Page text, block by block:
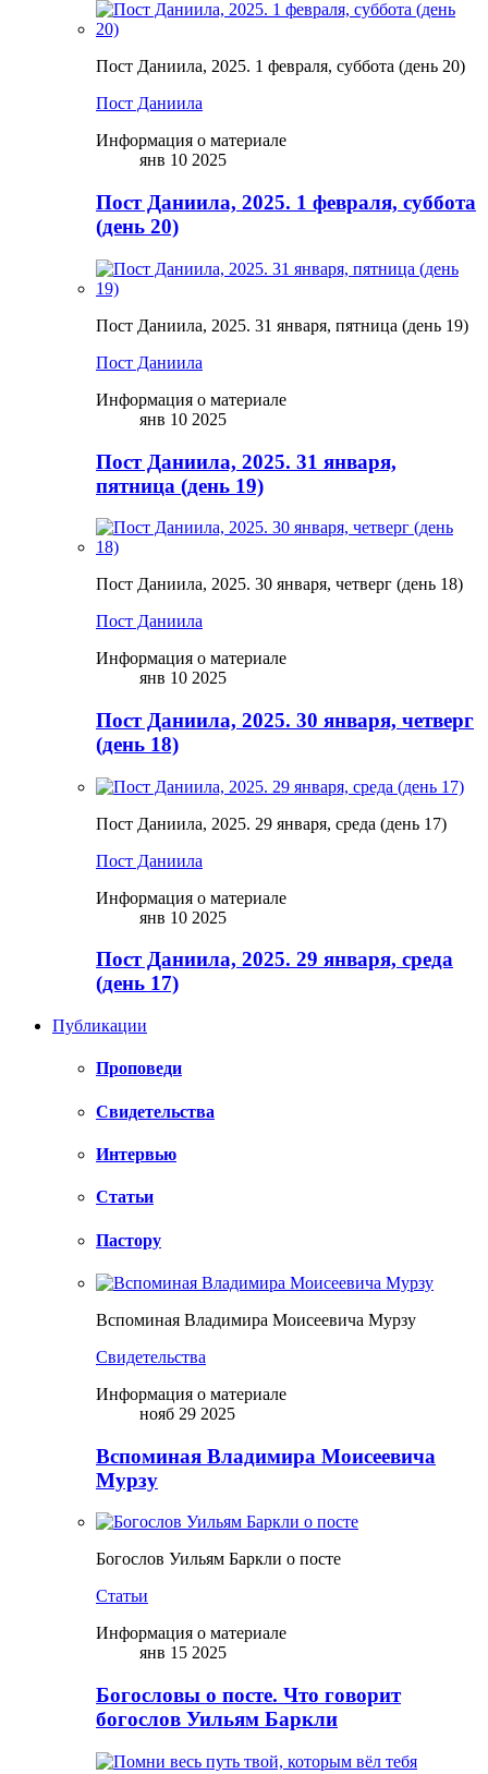
Пост Даниила, 2025. 1 февраля, суббота (день 20)
Пост Даниила
Информация о материале
янв 10 2025
Пост Даниила, 2025. 1 февраля, суббота
(день 20)
Пост Даниила, 2025. 31 января, пятница (день 19)
Пост Даниила
Информация о материале
янв 10 2025
Пост Даниила, 2025. 31 января,
пятница (день 19)
Пост Даниила, 2025. 30 января, четверг (день 18)
Пост Даниила
Информация о материале
янв 10 2025
Пост Даниила, 2025. 30 января, четверг
(день 18)
Пост Даниила, 2025. 29 января, среда (день 17)
Пост Даниила
Информация о материале
янв 10 2025
Пост Даниила, 2025. 29 января, среда
(день 17)
Публикации
Проповеди
Свидетельства
Интервью
Статьи
Пастору
Вспоминая Владимира Моисеевича Мурзу
Свидетельства
Информация о материале
нояб 29 2025
Вспоминая Владимира Моисеевича
Мурзу
Богослов Уильям Баркли о посте
Статьи
Информация о материале
янв 15 2025
Богословы о посте. Что говорит
богослов Уильям Баркли